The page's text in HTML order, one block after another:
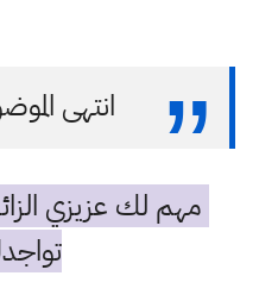
انتهى
مهم لك عزيزي